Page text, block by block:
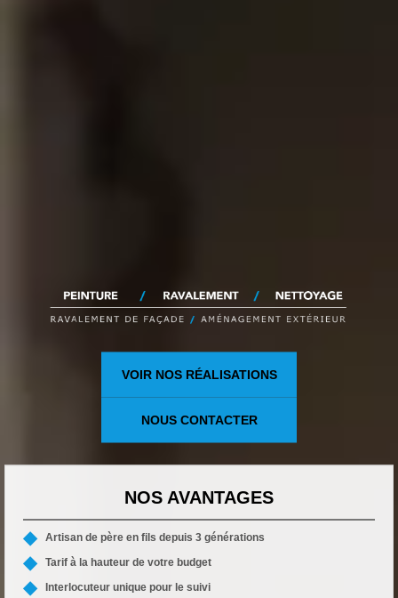
VOIR NOS RÉALISATIONS
NOUS CONTACTER
NOS AVANTAGES
Artisan de père en fils depuis 3 générations
Tarif à la hauteur de votre budget
Interlocuteur unique pour le suivi